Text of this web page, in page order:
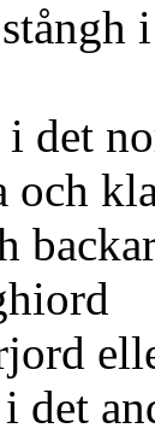
i
i
och
det